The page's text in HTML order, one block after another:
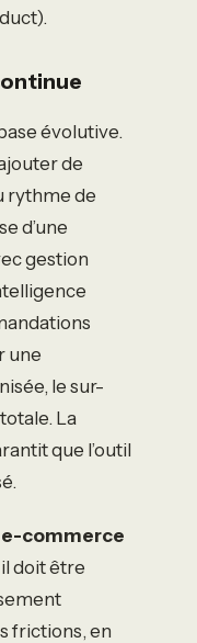
évolutive.
de
rythme de
d’une
gestion
une
le sur-
La
que l’outil
commerce
doit être
frictions, en